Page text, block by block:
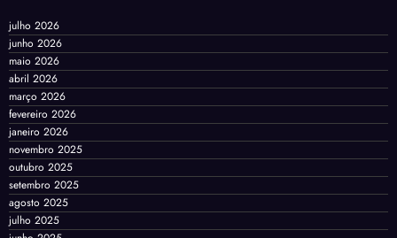
julho 2026
junho 2026
maio 2026
abril 2026
março 2026
fevereiro 2026
janeiro 2026
novembro 2025
outubro 2025
setembro 2025
agosto 2025
julho 2025